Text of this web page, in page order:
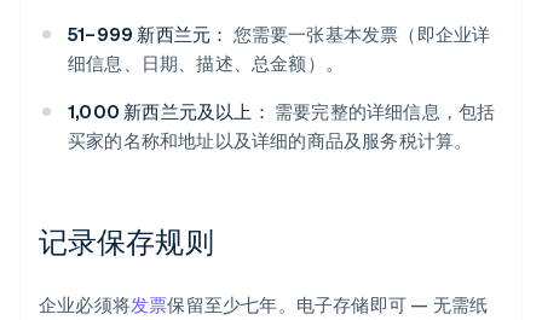
51–999 新西兰元： 您需要一张基本发票（即企业详
细信息、日期、描述、总金额）。
1,000 新西兰元及以上： 需要完整的详细信息，包括
买家的名称和地址以及详细的商品及服务税计算。
记录保存规则
企业必须将发票保留至少七年。电子存储即可 — 无需纸